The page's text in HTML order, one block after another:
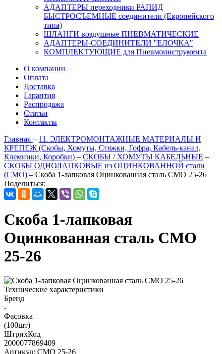
АДАПТЕРЫ переходники РАПИД
БЫСТРОСЪЕМНЫЕ соединители (Европейского
типа)
ШЛАНГИ воздушные ПНЕВМАТИЧЕСКИЕ
АДАПТЕРЫ-СОЕДИНИТЕЛИ "ЕЛОЧКА"
КОМПЛЕКТУЮЩИЕ для Пневмоинструмента
О компании
Оплата
Доставка
Гарантия
Распродажа
Статьи
Контакты
Главная – 11. ЭЛЕКТРОМОНТАЖНЫЕ МАТЕРИАЛЫ И
КРЕПЕЖ (Скобы, Хомуты, Стяжки, Гофра, Кабель-канал,
Клемники, Коробки) – СКОБЫ / ХОМУТЫ КАБЕЛЬНЫЕ –
СКОБЫ ОДНОЛАПКОВЫЕ из ОЦИНКОВАННОЙ стали
(СМО) – Скоба 1-лапковая Оцинкованная сталь СМО 25-26
Поделиться:
Скоба 1-лапковая
Оцинкованная сталь СМО
25-26
Технические характеристики
Бренд
-
Фасовка
(100шт)
ШтрихКод
2000077869409
Артикул: СМО 25-26